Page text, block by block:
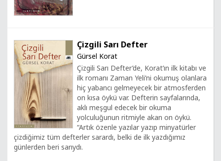
Çizgili Sarı Defter
Gürsel Korat
Çizgili Sarı Defter’de, Korat’ın ilk kitabı ve
ilk romanı Zaman Yeli’ni okumuş olanlara
hiç yabancı gelmeyecek bir atmosferden
on kısa öykü var. Defterin sayfalarında,
aklı meşgul edecek bir okuma
yolculuğunun ritmiyle akan on öykü.
“Artık özenle yazılar yazıp minyatürler
çizdiğimiz tüm defterler sarardı, belki de ilk yazdığımız
günlerden beri sarıydı.